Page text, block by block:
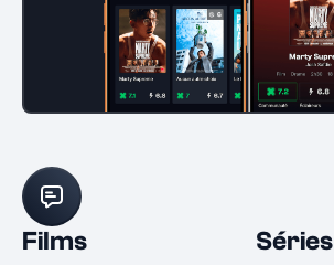
Films Séries